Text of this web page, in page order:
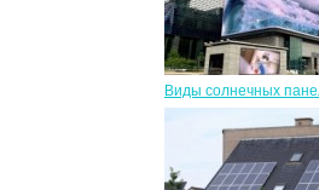
Виды солнечных